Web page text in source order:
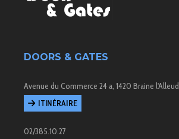
DOORS & GATES
Avenue du Commerce 24 a, 1420 Braine l'Alleud
ITINÉRAIRE
02/385.10.27